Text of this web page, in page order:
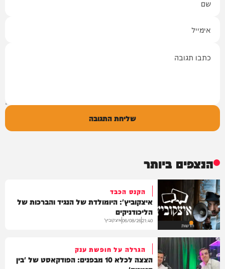
שליחת התגובה
הנצפים ביותר
חדשות
הקנס הכבד
איצקוביץ': היומולדת של הנגיד והברכות של
הליכודניקים
21:40
06/08/26איצקוביץ'
הגרלה על חופשת ענק
הצצה לכלא 10 מבפנים: הפודקאסט של 'בין